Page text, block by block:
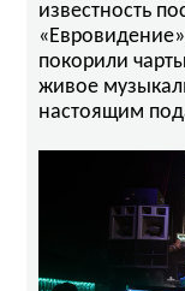
известность
покорили
живое
настоящим